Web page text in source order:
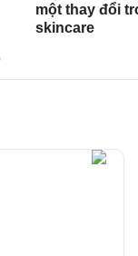
một thay đổi
skincare